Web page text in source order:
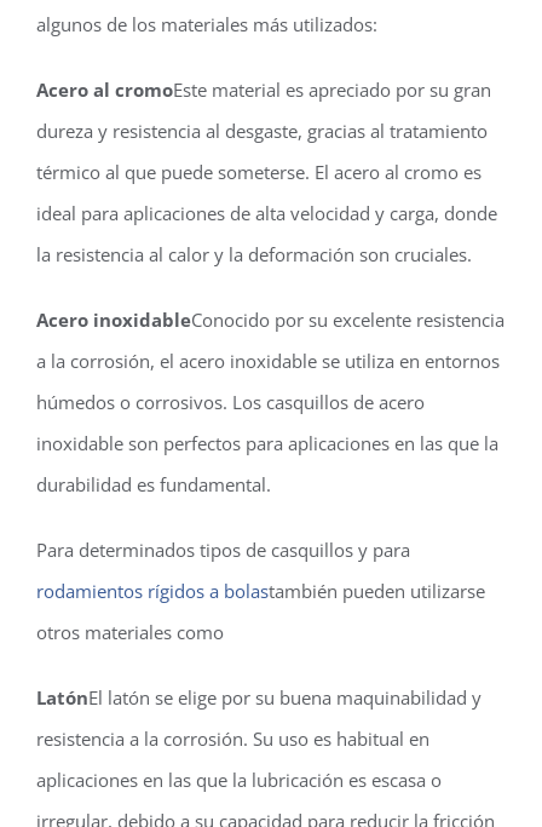
algunos de los materiales más utilizados:
Acero al cromoEste material es apreciado por su gran
dureza y resistencia al desgaste, gracias al tratamiento
térmico al que puede someterse. El acero al cromo es
ideal para aplicaciones de alta velocidad y carga, donde
la resistencia al calor y la deformación son cruciales.
Acero inoxidableConocido por su excelente resistencia
a la corrosión, el acero inoxidable se utiliza en entornos
húmedos o corrosivos. Los casquillos de acero
inoxidable son perfectos para aplicaciones en las que la
durabilidad es fundamental.
Para determinados tipos de casquillos y para
rodamientos rígidos a bolastambién pueden utilizarse
otros materiales como
LatónEl latón se elige por su buena maquinabilidad y
resistencia a la corrosión. Su uso es habitual en
aplicaciones en las que la lubricación es escasa o
irregular, debido a su capacidad para reducir la fricción